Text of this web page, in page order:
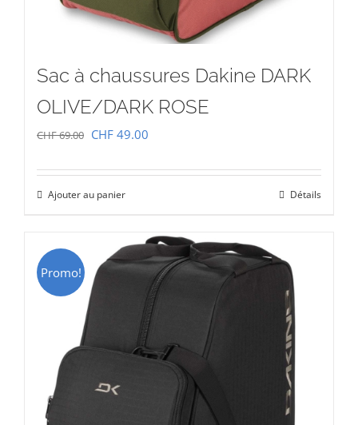
Sac à chaussures Dakine DARK
OLIVE/DARK ROSE
CHF69.00 Le
initial
était :
CHF 49.00
actuel
Ajouter au panier Détails
Promo!